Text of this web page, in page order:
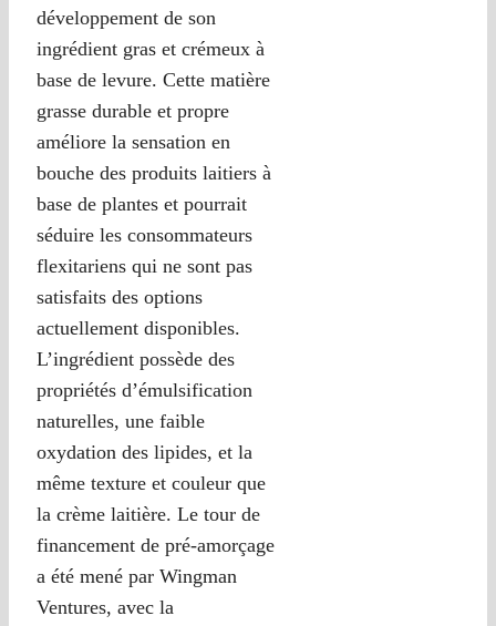
développement de son
ingrédient gras et crémeux à
base de levure. Cette matière
grasse durable et propre
améliore la sensation en
bouche des produits laitiers à
base de plantes et pourrait
séduire les consommateurs
flexitariens qui ne sont pas
satisfaits des options
actuellement disponibles.
L’ingrédient possède des
propriétés d’émulsification
naturelles, une faible
oxydation des lipides, et la
même texture et couleur que
la crème laitière. Le tour de
financement de pré-amorçage
a été mené par Wingman
Ventures, avec la